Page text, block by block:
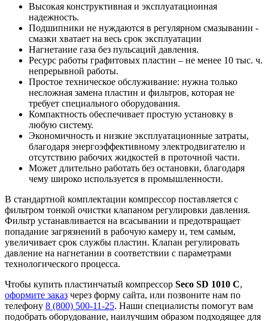
Высокая конструктивная и эксплуатационная
надежность.
Подшипники не нуждаются в регулярном смазывании -
смазки хватает на весь срок эксплуатации
Нагнетание газа без пульсаций давления.
Ресурс работы графитовых пластин – не менее 10 тыс. ч.
непрерывной работы.
Простое техническое обслуживание: нужна только
несложная замена пластин и фильтров, которая не
требует специального оборудования.
Компактность обеспечивает простую установку в
любую систему.
Экономичность и низкие эксплуатационные затраты,
благодаря энергоэффективному электродвигателю и
отсутствию рабочих жидкостей в проточной части.
Может длительно работать без остановки, благодаря
чему широко используется в промышленности.
В стандартной комплектации компрессор поставляется с
фильтром тонкой очистки клапаном регулировки давления.
Фильтр устанавливается на всасывании и предотвращает
попадание загрязнений в рабочую камеру и, тем самым,
увеличивает срок службы пластин. Клапан регулировать
давление на нагнетании в соответствии с параметрами
технологического процесса.
Чтобы купить пластинчатый компрессор Seco SD 1010 C,
оформите заказ через форму сайта, или позвоните нам по
телефону 8 (800) 500-11-25. Наши специалисты помогут вам
подобрать оборудование, наилучшим образом подходящее для